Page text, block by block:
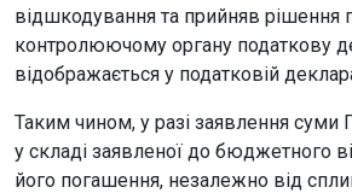
відшкодування та прийняв
контролюючому органу податкову
відображається у податковій
Таким чином, у разі заявлення
у складі заявленої до бюджетного
його погашення, незалежно від